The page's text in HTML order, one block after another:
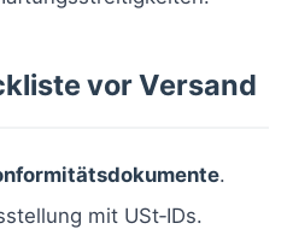
vor Versand
.
mit USt‑IDs.